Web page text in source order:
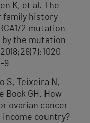
K, et al. The
family history
2 mutation
the mutation
9
S, Teixeira N,
Bock GH. How
ovarian cancer
income country?